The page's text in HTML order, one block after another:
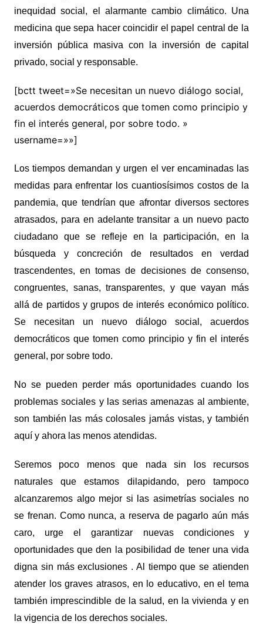
inequidad social, el alarmante cambio climático. Una
medicina que sepa hacer coincidir el papel central de la
inversión pública masiva con la inversión de capital
privado, social y responsable.
[bctt tweet=»Se necesitan un nuevo diálogo social,
acuerdos democráticos que tomen como principio y
fin el interés general, por sobre todo. »
username=»»]
Los tiempos demandan y urgen el ver encaminadas las
medidas para enfrentar los cuantiosísimos costos de la
pandemia, que tendrían que afrontar diversos sectores
atrasados, para en adelante transitar a un nuevo pacto
ciudadano que se refleje en la participación, en la
búsqueda y concreción de resultados en verdad
trascendentes, en tomas de decisiones de consenso,
congruentes, sanas, transparentes, y que vayan más
allá de partidos y grupos de interés económico político.
Se necesitan un nuevo diálogo social, acuerdos
democráticos que tomen como principio y fin el interés
general, por sobre todo.
No se pueden perder más oportunidades cuando los
problemas sociales y las serias amenazas al ambiente,
son también las más colosales jamás vistas, y también
aquí y ahora las menos atendidas.
Seremos poco menos que nada sin los recursos
naturales que estamos dilapidando, pero tampoco
alcanzaremos algo mejor si las asimetrías sociales no
se frenan. Como nunca, a reserva de pagarlo aún más
caro, urge el garantizar nuevascondiciones y
oportunidades que den la posibilidad de tener una vida
digna sin más exclusiones . Al tiempo que se atienden
atender los graves atrasos, en lo educativo, en el tema
también imprescindible de la salud, en la vivienda y en
la vigencia de los derechos sociales.